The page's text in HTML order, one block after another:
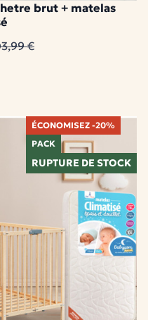
brut + matelas
€
ÉCONOMISEZ -20%
PACK
RUPTURE DE STOCK